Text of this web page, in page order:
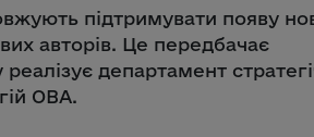
підтримувати появу
авторів. Це передбачає
департамент
ОВА.